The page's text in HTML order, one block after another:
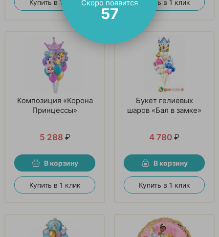
Купить в 1 клик Купить в 1 клик
Композиция «Корона
Принцессы»
5 288 ₽
В корзину
Купить в 1 клик
Букет гелиевых
шаров «Бал в замке»
4 780 ₽
В корзину
Купить в 1 клик
Скоро появится
56